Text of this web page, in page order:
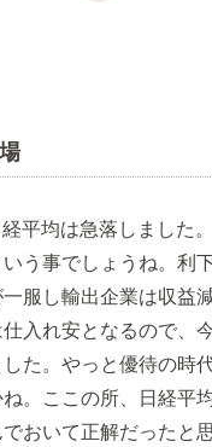
平均は急落しました
う事でしょうね。利
服し輸出企業は収益
入れ安となるので、
た。やっと優待の時
。ここの所、日経平
おいて正解だったと